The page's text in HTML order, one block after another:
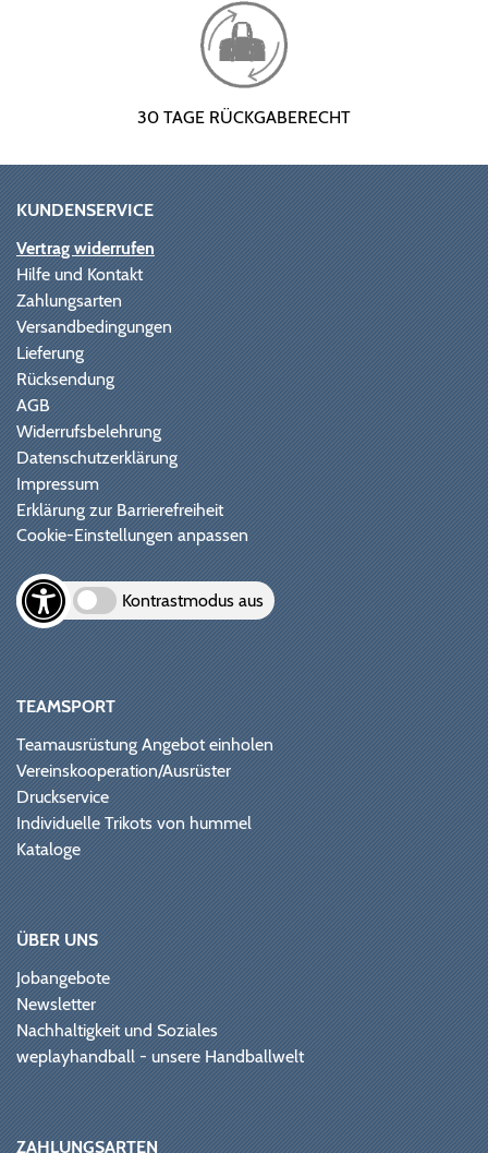
30 TAGE RÜCKGABERECHT
KUNDENSERVICE
Vertrag widerrufen
Hilfe und Kontakt
Zahlungsarten
Versandbedingungen
Lieferung
Rücksendung
AGB
Widerrufsbelehrung
Datenschutzerklärung
Impressum
Erklärung zur Barrierefreiheit
Cookie-Einstellungen anpassen
Kontrastmodus aus
TEAMSPORT
Teamausrüstung Angebot einholen
Vereinskooperation/Ausrüster
Druckservice
Individuelle Trikots von hummel
Kataloge
ÜBER UNS
Jobangebote
Newsletter
Nachhaltigkeit und Soziales
weplayhandball - unsere Handballwelt
ZAHLUNGSARTEN